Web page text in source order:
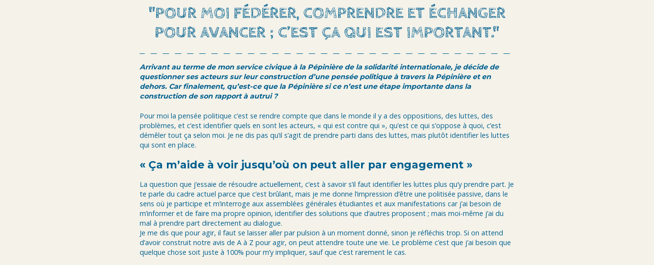
"POUR MOI FÉDÉRER, COMPRENDRE ET ÉCHANGER
POUR AVANCER ; C’EST ÇA QUI EST IMPORTANT."
Arrivant au terme de mon service civique à la Pépinière de la solidarité internationale, je décide de
questionner ses acteurs sur leur construction d’une pensée politique à travers la Pépinière et en
dehors. Car finalement, qu’est-ce que la Pépinière si ce n’est une étape importante dans la
construction de son rapport à autrui ?
Pour moi la pensée politique c’est se rendre compte que dans le monde il y a des oppositions, des luttes, des
problèmes, et c’est identifier quels en sont les acteurs, « qui est contre qui », qu’est ce qui s’oppose à quoi, c’est
démêler tout ça selon moi. Je ne dis pas qu’il s’agit de prendre parti dans des luttes, mais plutôt identifier les luttes
qui sont en place.
« Ça m’aide à voir jusqu’où on peut aller par engagement »
La question que j’essaie de résoudre actuellement, c’est à savoir s’il faut identifier les luttes plus qu’y prendre part. Je
te parle du cadre actuel parce que c’est brûlant, mais je me donne l’impression d’être une politisée passive, dans le
sens où je participe et m’interroge aux assemblées générales étudiantes et aux manifestations car j’ai besoin de
m’informer et de faire ma propre opinion, identifier des solutions que d’autres proposent ; mais moi-même j’ai du
mal à prendre part directement au dialogue.
Je me dis que pour agir, il faut se laisser aller par pulsion à un moment donné, sinon je réfléchis trop. Si on attend
d’avoir construit notre avis de A à Z pour agir, on peut attendre toute une vie. Le problème c’est que j’ai besoin que
quelque chose soit juste à 100% pour m’y impliquer, sauf que c’est rarement le cas.